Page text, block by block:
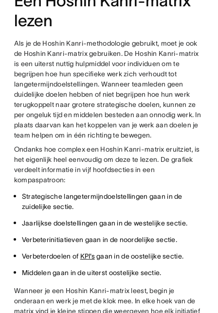
lezen
Als je de Hoshin Kanri-methodologie gebruikt, moet je ook
de Hoshin Kanri-matrix gebruiken. De Hoshin Kanri-matrix
is een uiterst nuttig hulpmiddel voor individuen om te
begrijpen hoe hun specifieke werk zich verhoudt tot
langetermijndoelstellingen. Wanneer teamleden geen
duidelijke doelen hebben of niet begrijpen hoe hun werk
terugkoppelt naar grotere strategische doelen, kunnen ze
per ongeluk tijd en middelen besteden aan onnodig werk. In
plaats daarvan kan het koppelen van je werk aan doelen je
team helpen om in één richting te bewegen.
Ondanks hoe complex een Hoshin Kanri-matrix eruitziet, is
het eigenlijk heel eenvoudig om deze te lezen. De grafiek
verdeelt informatie in vijf hoofdsecties in een
kompaspatroon:
Strategische langetermijndoelstellingen gaan in de
zuidelijke sectie.
Jaarlijkse doelstellingen gaan in de westelijke sectie.
Verbeterinitiatieven gaan in de noordelijke sectie.
Verbeterdoelen of KPI'sgaan in de oostelijke sectie.
Middelen gaan in de uiterst oostelijke sectie.
Wanneer je een Hoshin Kanri-matrix leest, begin je
onderaan en werk je met de klok mee. In elke hoek van de
matrix vind je kleine stippen die weergeven hoe elk initiatief